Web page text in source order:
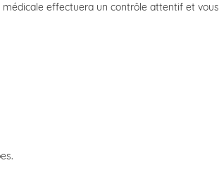
effectuera un contrôle attentif et vous